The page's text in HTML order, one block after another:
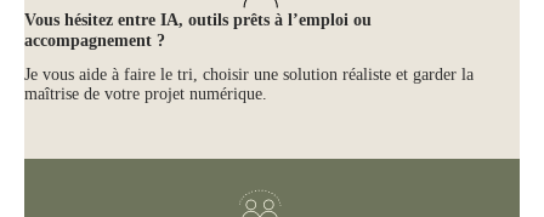
Vous hésitez entre IA, outils prêts à l’emploi ou
accompagnement ?
Je vous aide à faire le tri, choisir une solution réaliste et garder la
maîtrise de votre projet numérique.